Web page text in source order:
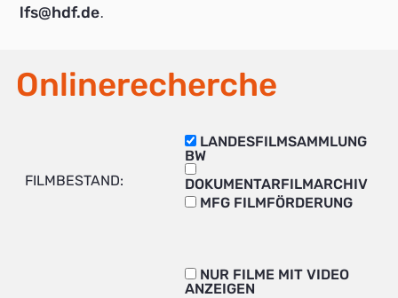
lfs@hdf.de.
Onlinerecherche
FILMBESTAND:
LANDESFILMSAMMLUNG
BW
DOKUMENTARFILMARCHIV
MFG FILMFÖRDERUNG
NUR FILME MIT VIDEO
ANZEIGEN